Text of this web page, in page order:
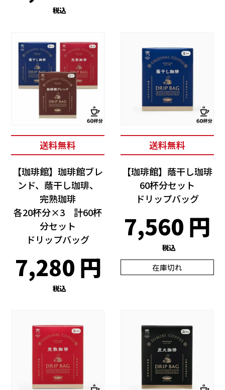
税込
送料無料
【珈琲館】珈琲館ブレ
ンド、蔭干し珈琲、
完熟珈琲
各20杯分×3 計60杯
分セット
ドリップバッグ
7,280
税込
送料無料
【珈琲館】蔭干し珈琲
60杯分セット
ドリップバッグ
7,560
税込
在庫切れ